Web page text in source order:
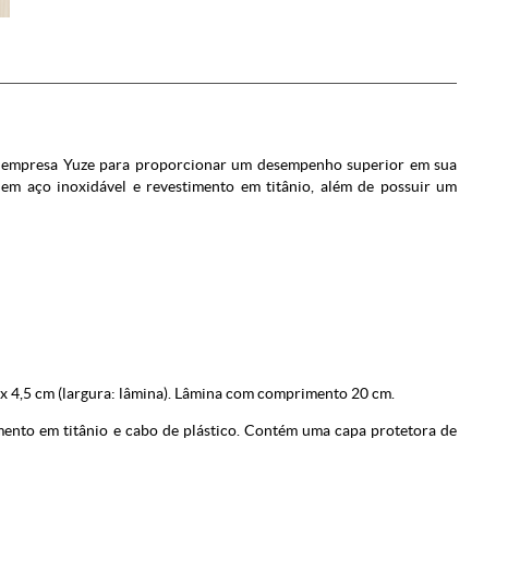
Yuze para proporcionar um desempenho superior em sua
aço inoxidável e revestimento em titânio, além de possuir um
cm (largura: lâmina). Lâmina com comprimento 20 cm.
em titânio e cabo de plástico. Contém uma capa protetora de